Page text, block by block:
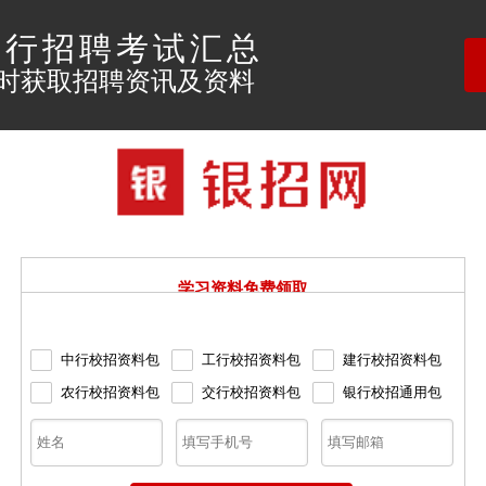
招聘考试汇总
获取招聘资讯及资料
学习资料免费领取
中行校招资料包 工行校招资料包
建行校招资料包
农行校招资料包
交行校招资料包 银行校招通用包